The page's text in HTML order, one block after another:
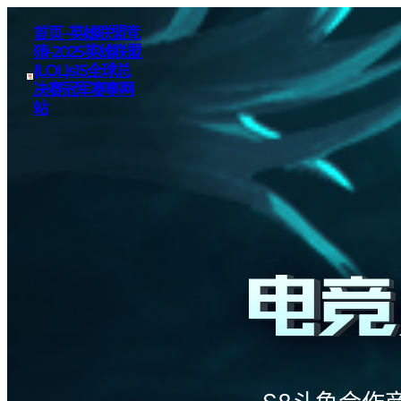
首页–英雄联盟竞
猜-2025英雄联盟
(LOL)s15全球总
决赛冠军赛事网
站